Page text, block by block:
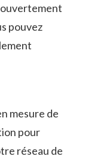
‌pouvez
mesure de
pour
réseau de